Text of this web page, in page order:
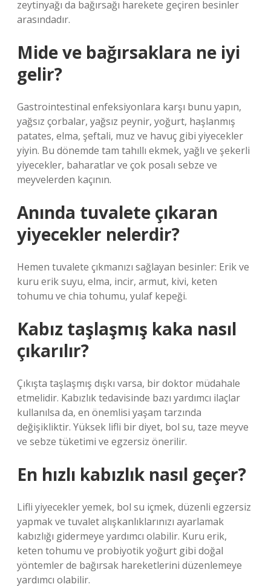
zeytinyağı da bağırsağı harekete geçiren besinler
arasındadır.
Mide ve bağırsaklara ne iyi
gelir?
Gastrointestinal enfeksiyonlara karşı bunu yapın,
yağsız çorbalar, yağsız peynir, yoğurt, haşlanmış
patates, elma, şeftali, muz ve havuç gibi yiyecekler
yiyin. Bu dönemde tam tahıllı ekmek, yağlı ve şekerli
yiyecekler, baharatlar ve çok posalı sebze ve
meyvelerden kaçının.
Anında tuvalete çıkaran
yiyecekler nelerdir?
Hemen tuvalete çıkmanızı sağlayan besinler: Erik ve
kuru erik suyu, elma, incir, armut, kivi, keten
tohumu ve chia tohumu, yulaf kepeği.
Kabız taşlaşmış kaka nasıl
çıkarılır?
Çıkışta taşlaşmış dışkı varsa, bir doktor müdahale
etmelidir. Kabızlık tedavisinde bazı yardımcı ilaçlar
kullanılsa da, en önemlisi yaşam tarzında
değişikliktir. Yüksek lifli bir diyet, bol su, taze meyve
ve sebze tüketimi ve egzersiz önerilir.
En hızlı kabızlık nasıl geçer?
Lifli yiyecekler yemek, bol su içmek, düzenli egzersiz
yapmak ve tuvalet alışkanlıklarınızı ayarlamak
kabızlığı gidermeye yardımcı olabilir. Kuru erik,
keten tohumu ve probiyotik yoğurt gibi doğal
yöntemler de bağırsak hareketlerini düzenlemeye
yardımcı olabilir.